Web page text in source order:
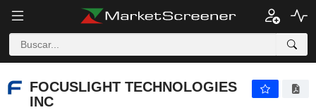
FOCUSLIGHT TECHNOLOGIES
INC